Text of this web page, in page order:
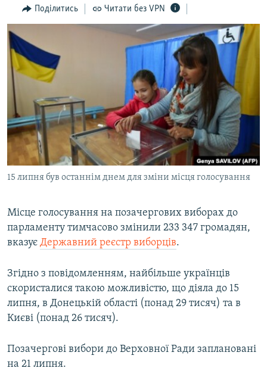
Перейти
до
пошуку
ПОГЛЯД
ІНТЕРВ'Ю
ВСЕ ЗА ДЕНЬ
СПЕЦПРОЕКТИ
ДЕПОРТАЦІЯ
ВІДЕОУРОКИ «ELIFBE»
СВІДЧЕННЯ ОКУПАЦІЇ
УКРАЇНСЬКА ПРОБЛЕМА КРИМУ
ІНФОГРАФІКА
ЯК ОБІЙТИ БЛОКУВАННЯ
Русский
Qırımtatar
ДОЛУЧАЙСЯ!
Усі сайти RFE/RL
Поділитись Читати без VPN
15 липня був останнім днем для зміни місця голосування
Місце голосування на позачергових виборах до
парламенту тимчасово змінили 233 347 громадян,
вказує Державний реєстр виборців.
Згідно з повідомленням, найбільше українців
скористалися такою можливістю, що діяла до 15
липня, в Донецькій області (понад 29 тисяч) та в
Києві (понад 26 тисяч).
Позачергові вибори до Верховної Ради заплановані
на 21 липня.